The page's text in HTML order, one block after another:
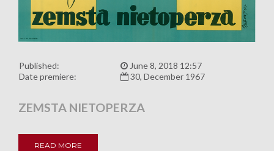
Published:
June 8, 2018 12:57
Date premiere:
30, December 1967
ZEMSTA NIETOPERZA
READ MORE